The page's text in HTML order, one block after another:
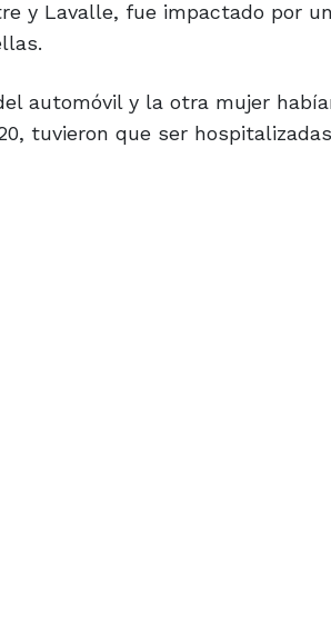
y Lavalle, fue impactado por
automóvil y la otra mujer
tuvieron que ser